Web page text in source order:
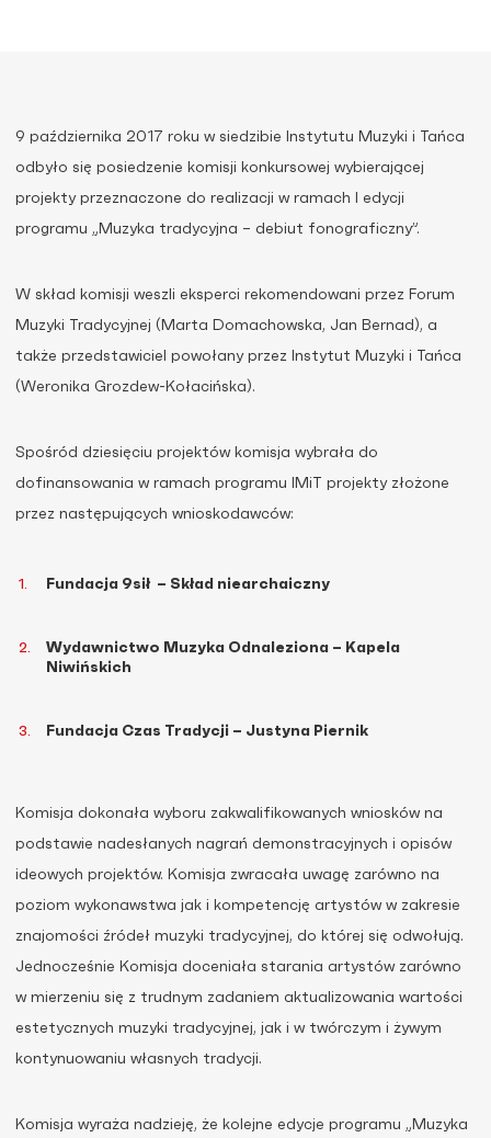
9 października 2017 roku w siedzibie Instytutu Muzyki i Tańca
odbyło się posiedzenie komisji konkursowej wybierającej
projekty przeznaczone do realizacji w ramach I edycji
programu „Muzyka tradycyjna – debiut fonograficzny”.
W skład komisji weszli eksperci rekomendowani przez Forum
Muzyki Tradycyjnej (Marta Domachowska, Jan Bernad), a
także przedstawiciel powołany przez Instytut Muzyki i Tańca
(Weronika Grozdew-Kołacińska).
Spośród dziesięciu projektów komisja wybrała do
dofinansowania w ramach programu IMiT projekty złożone
przez następujących wnioskodawców:
Fundacja 9sił – Skład niearchaiczny
Wydawnictwo Muzyka Odnaleziona – Kapela
Niwińskich
Fundacja Czas Tradycji – Justyna Piernik
Komisja dokonała wyboru zakwalifikowanych wniosków na
podstawie nadesłanych nagrań demonstracyjnych i opisów
ideowych projektów. Komisja zwracała uwagę zarówno na
poziom wykonawstwa jak i kompetencję artystów w zakresie
znajomości źródeł muzyki tradycyjnej, do której się odwołują.
Jednocześnie Komisja doceniała starania artystów zarówno
w mierzeniu się z trudnym zadaniem aktualizowania wartości
estetycznych muzyki tradycyjnej, jak i w twórczym i żywym
kontynuowaniu własnych tradycji.
Komisja wyraża nadzieję, że kolejne edycje programu „Muzyka